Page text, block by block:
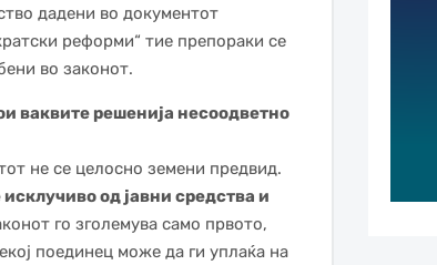
дадени во документот
реформи“ тие препораки се
во законот.
ваквите решенија несоодветно
не се целосно земени предвид.
од јавни средства и
го зголемува само првото,
поединец може да ги уплаќа на